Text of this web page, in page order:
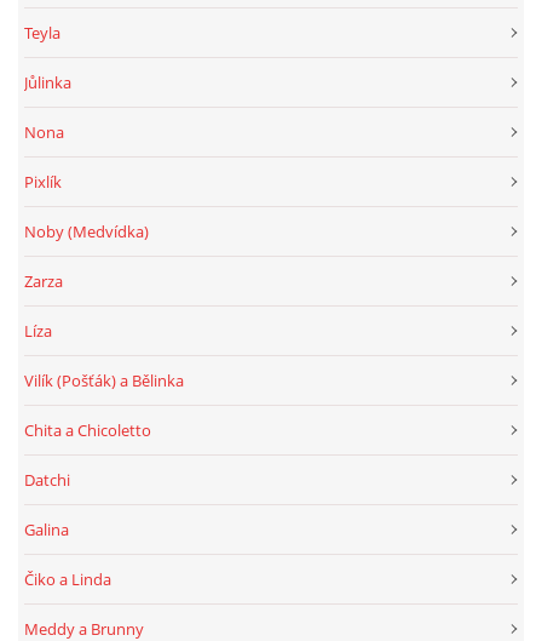
Teyla
Jůlinka
Nona
Pixlík
Noby (Medvídka)
Zarza
Líza
Vilík (Pošťák) a Bělinka
Chita a Chicoletto
Datchi
Galina
Čiko a Linda
Meddy a Brunny